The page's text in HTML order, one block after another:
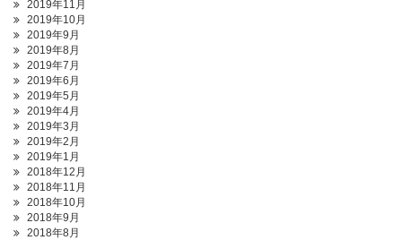
2019年11月
2019年10月
2019年9月
2019年8月
2019年7月
2019年6月
2019年5月
2019年4月
2019年3月
2019年2月
2019年1月
2018年12月
2018年11月
2018年10月
2018年9月
2018年8月